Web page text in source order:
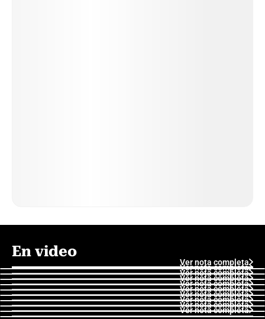
En video
Ver nota completa
Ver nota completa
Ver nota completa
Ver nota completa
Ver nota completa
Ver nota completa
Ver nota completa
Ver nota completa
Ver nota completa
Ver nota completa